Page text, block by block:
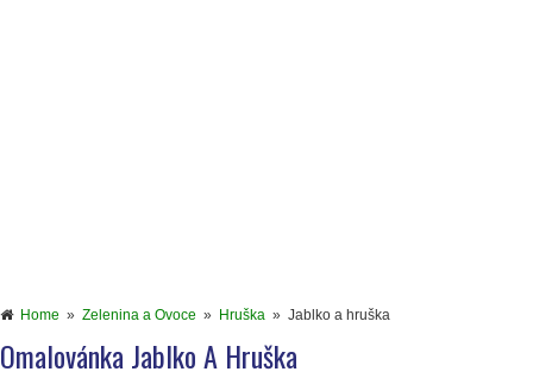
Home » Zelenina a Ovoce » Hruška » Jablko a hruška
Omalovánka Jablko A Hruška